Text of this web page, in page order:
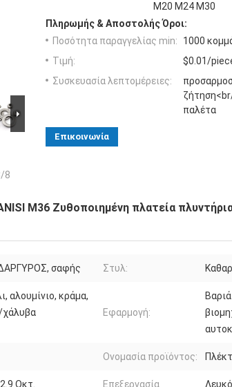
8
M20 M24 M30
Πληρωμής & Αποστολής Όροι:
Ποσότητα παραγγελίας min:
1000
Τιμή:
$0.01/
Συσκευασία λεπτομέρειες:
παλέτα
Επικοινωνία
M36 Ζυθοποιημένη πλατεία
σαφής Στυλ:
αλουμίνιο, κράμα,
χάλυβα
Εφαρμογή:
Ονομασία προϊόντος:
Οκτ.
Επεξεργασία